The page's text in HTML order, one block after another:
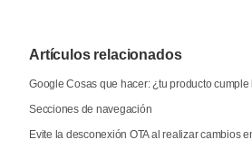
Artículos relacionados
Google Cosas que hacer: ¿tu producto
Secciones de navegación
Evite la desconexión OTA al realizar cambios